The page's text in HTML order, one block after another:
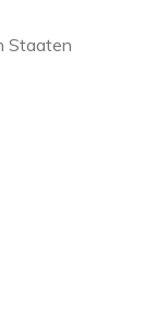
Staaten